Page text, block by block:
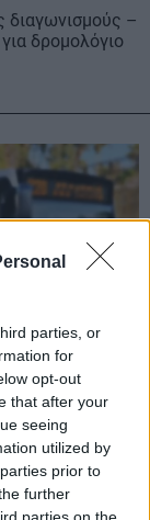
parties, or
for
opt-out
that after your
seeing
utilized by
prior to
further
parties on the
διαγωνισμούς –
δρομολόγιο